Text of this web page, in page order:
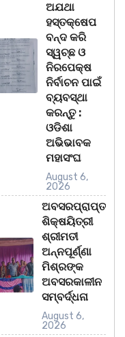
ଅଯଥା
ହସ୍ତକ୍ଷେପ
ବନ୍ଦ କରି
ସ୍ୱଚ୍ଛ ଓ
ନିରପେକ୍ଷ
ନିର୍ବାଚନ ପାଇଁ
ବ୍ୟବସ୍ଥା
କରନ୍ତୁ :
ଓଡିଶା
ଅଭିଭାବକ
ମହାସଂଘ
August 6,
2026
ଅବସରପ୍ରାପ୍ତ
ଶିକ୍ଷୟିତ୍ରୀ
ଶ୍ରୀମତୀ
ଅନ୍ନପୂର୍ଣ୍ଣା
ମିଶ୍ରଙ୍କ
ଅବସରକାଳୀନ
ସମ୍ବର୍ଦ୍ଧନା
August 6,
2026